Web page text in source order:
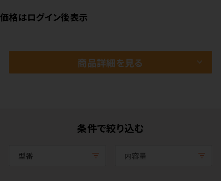
価格はログイン後表示
商品詳細を見る
条件で絞り込む
型番 内容量